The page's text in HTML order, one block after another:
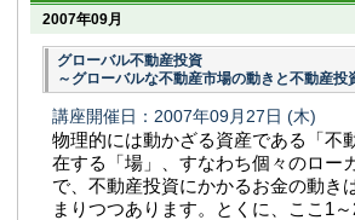
2007年09月
グローバル不動産投資
～グローバルな不動産市場の動きと不動産投
講座開催日：2007年09月27日 (木)
物理的には動かざる資産である「不
在する「場」、すなわち個々のロー
で、不動産投資にかかるお金の動き
まりつつあります。とくに、ここ1